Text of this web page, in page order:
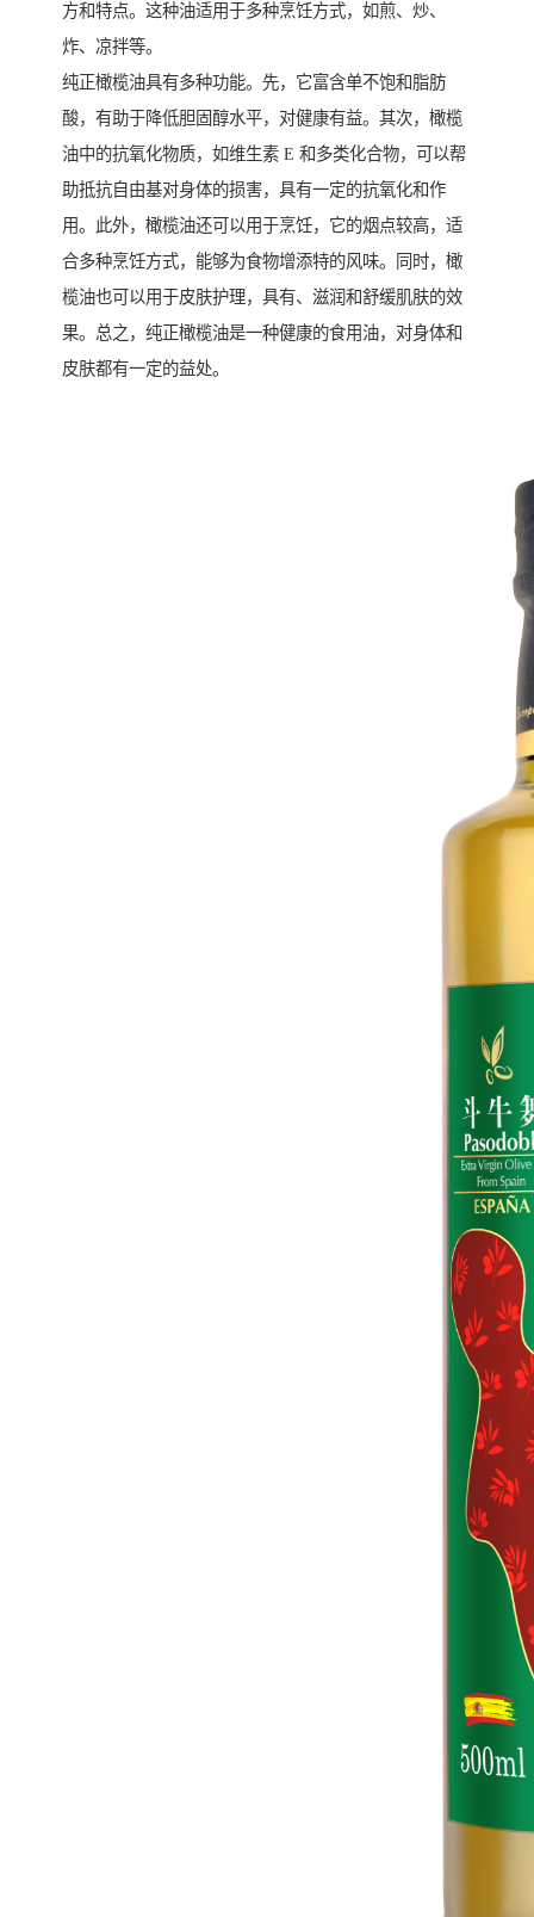
方和特点。这种油适用于多种烹饪方式，如煎、炒、
炸、凉拌等。
纯正橄榄油具有多种功能。先，它富含单不饱和脂肪
酸，有助于降低胆固醇水平，对健康有益。其次，橄榄
油中的抗氧化物质，如维生素 E 和多类化合物，可以帮
助抵抗自由基对身体的损害，具有一定的抗氧化和作
用。此外，橄榄油还可以用于烹饪，它的烟点较高，适
合多种烹饪方式，能够为食物增添特的风味。同时，橄
榄油也可以用于皮肤护理，具有、滋润和舒缓肌肤的效
果。总之，纯正橄榄油是一种健康的食用油，对身体和
皮肤都有一定的益处。